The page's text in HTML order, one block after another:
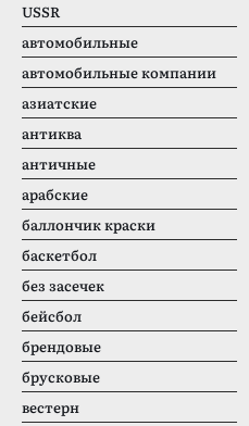
USSR
автомобильные
автомобильные компании
азиатские
антиква
античные
арабские
баллончик краски
баскетбол
без засечек
бейсбол
брендовые
брусковые
вестерн